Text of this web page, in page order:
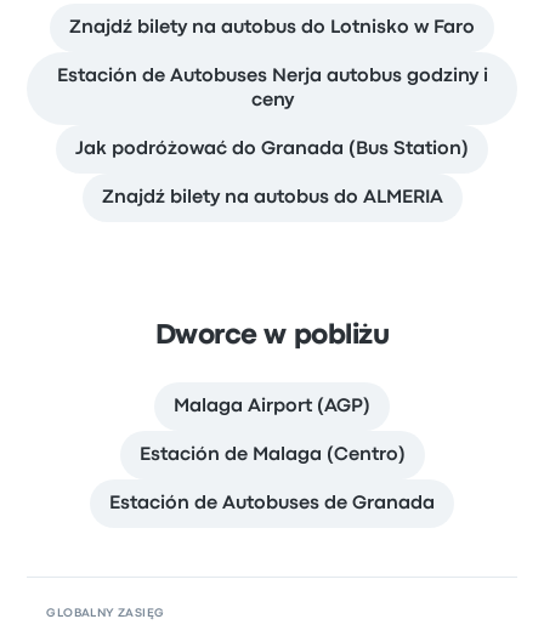
Znajdź bilety na autobus do Lotnisko w Faro
Estación de Autobuses Nerja autobus godziny i
ceny
Jak podróżować do Granada (Bus Station)
Znajdź bilety na autobus do ALMERIA
Dworce w pobliżu
Malaga Airport (AGP)
Estación de Malaga (Centro)
Estación de Autobuses de Granada
GLOBALNY ZASIĘG